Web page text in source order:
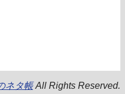
ネタ帳All Rights Reserved.